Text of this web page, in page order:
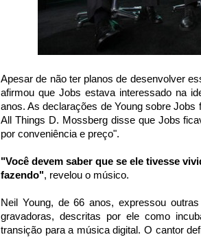
Apesar de não ter planos de desenvolver
afirmou que Jobs estava interessado na
anos. As declarações de Young sobre
All Things D. Mossberg disse que Jobs
por conveniência e preço".
"Você devem saber que se ele tivesse
fazendo", revelou o músico.
Neil Young, de 66 anos, expressou
gravadoras, descritas por ele como
transição para a música digital. O cantor